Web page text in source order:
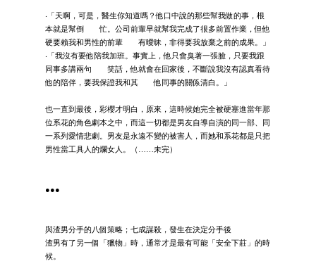
‧「天啊，可是，醫生你知道嗎？他口中說的那些幫我做的事，根
本就是幫倒 忙。公司前輩早就幫我完成了很多前置作業，但他
硬要賴我和男性的前輩 有曖昧，非得要我放棄之前的成果。」
‧「我沒有要他陪我加班。事實上，他只會臭著一張臉，只要我跟
同事多講兩句 笑話，他就會在回家後，不斷說我沒有認真看待
他的陪伴，要我保證我和其 他同事的關係清白。」
也一直到最後，彩櫻才明白，原來，這時候她完全被硬塞進當年那
位系花的角色劇本之中，而這一切都是男友自導自演的同一部、同
一系列愛情悲劇。男友是永遠不變的被害人，而她和系花都是只把
男性當工具人的爛女人。（……未完）
●●●
與渣男分手的八個策略；七成謀殺，發生在決定分手後
渣男有了另一個「獵物」時，通常才是最有可能「安全下莊」的時
候。